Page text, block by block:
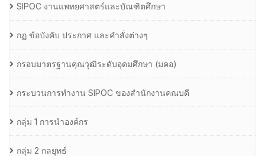
SIPOC งานแพทยศาสตร์และบัณฑิตศึกษา
กฏ ข้อบังคับ ประกาศ และคำสั่งต่างๆ
กรอบมาตรฐานคุณวุฒิระดับอุดมศึกษา (มคอ)
กระบวนการทำงาน SIPOC ของสำนักงานคณบดี
กลุ่ม 1 การนำองค์กร
กลุ่ม 2 กลยุทธ์